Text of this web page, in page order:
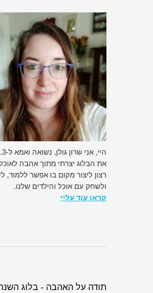
היי, אני שרון גולן, נשואה ואמא ל-3.
את הבלוג יצרתי מתוך אהבה
רצון ליצור מקום בו אפשר ללמוד,
ולשחק עם אוכל והילדים שלנו.
קראו עוד עליי
תודה על האהבה - בלוג